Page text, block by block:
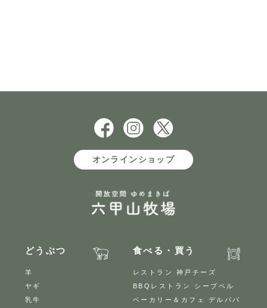
オンラインショップ
どうぶつ
羊
ヤギ
乳牛
食べる・買う
レストラン 神戸チーズ
BBQレストラン シープベル
ベーカリー＆カフェ デルパパ